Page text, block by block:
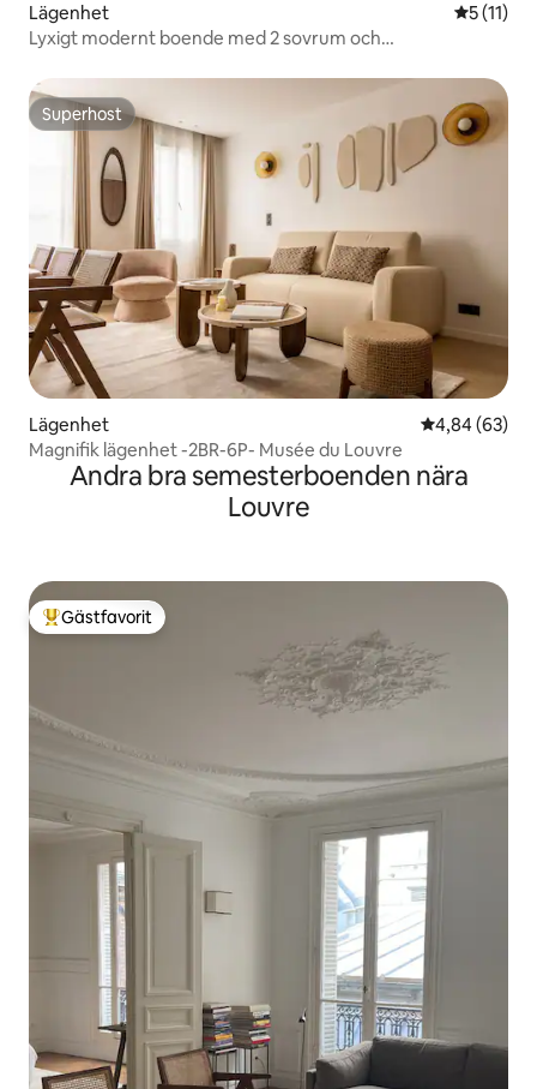
Lägenhet 5 av 5 i
5 (11)
Lyxigt modernt boende med 2 sovrum och
Superhost
Superhost
Lägenhet 4,84 av 5 i
4,84 (63)
Magnifik lägenhet -2BR-6P- Musée du Louvre
Andra bra semesterboenden nära
Louvre
Populär gästfavorit
Gästfavorit